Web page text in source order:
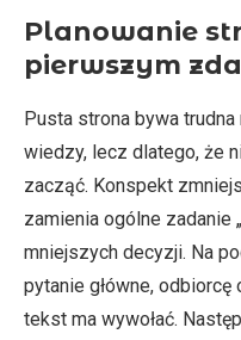
Planowanie
pierwszym
Pusta strona bywa
wiedzy, lecz dlatego, że
zacząć. Konspekt
zamienia ogólne zadanie
mniejszych decyzji. Na
pytanie główne,
tekst ma wywołać.